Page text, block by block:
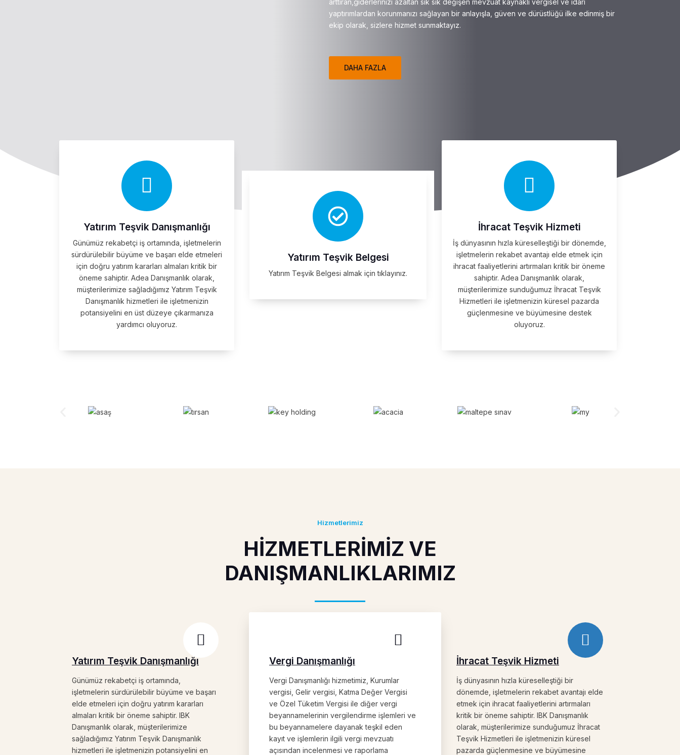
yaptırımlardan korunmanızı sağlayan bir anlayışla, güven ve dürüstlüğü ilke edinmiş bir
ekip olarak, sizlere hizmet sunmaktayız.
DAHA FAZLA
Yatırım Teşvik Danışmanlığı
Günümüz rekabetçi iş ortamında, işletmelerin
sürdürülebilir büyüme ve başarı elde etmeleri
için doğru yatırım kararları almaları kritik bir
öneme sahiptir. Adea Danışmanlık olarak,
müşterilerimize sağladığımız Yatırım Teşvik
Danışmanlık hizmetleri ile işletmenizin
potansiyelini en üst düzeye çıkarmanıza
yardımcı oluyoruz.
Yatırım Teşvik Belgesi
Yatırım Teşvik Belgesi almak için tıklayınız.
İhracat Teşvik Hizmeti
İş dünyasının hızla küreselleştiği bir dönemde,
işletmelerin rekabet avantajı elde etmek için
ihracat faaliyetlerini artırmaları kritik bir öneme
sahiptir. Adea Danışmanlık olarak,
müşterilerimize sunduğumuz İhracat Teşvik
Hizmetleri ile işletmenizin küresel pazarda
güçlenmesine ve büyümesine destek
oluyoruz.
Hizmetlerimiz
HİZMETLERİMİZ VE
DANIŞMANLIKLARIMIZ
Yatırım Teşvik Danışmanlığı
Günümüz rekabetçi iş ortamında,
işletmelerin sürdürülebilir büyüme ve başarı
elde etmeleri için doğru yatırım kararları
almaları kritik bir öneme sahiptir. IBK
Danışmanlık olarak, müşterilerimize
sağladığımız Yatırım Teşvik Danışmanlık
hizmetleri ile işletmenizin potansiyelini en
Vergi Danışmanlığı
Vergi Danışmanlığı hizmetimiz, Kurumlar
vergisi, Gelir vergisi, Katma Değer Vergisi
ve Özel Tüketim Vergisi ile diğer vergi
beyannamelerinin vergilendirme işlemleri ve
bu beyannamelere dayanak teşkil eden
kayıt ve işlemlerin ilgili vergi mevzuatı
açısından incelenmesi ve raporlama
İhracat Teşvik Hizmeti
İş dünyasının hızla küreselleştiği bir
dönemde, işletmelerin rekabet avantajı elde
etmek için ihracat faaliyetlerini artırmaları
kritik bir öneme sahiptir. IBK Danışmanlık
olarak, müşterilerimize sunduğumuz İhracat
Teşvik Hizmetleri ile işletmenizin küresel
pazarda güçlenmesine ve büyümesine